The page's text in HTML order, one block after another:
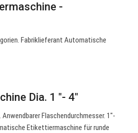
-
Fabriklieferant Automatische
Dia. 1 "- 4"
Flaschendurchmesser. 1″-
Etikettiermaschine für runde